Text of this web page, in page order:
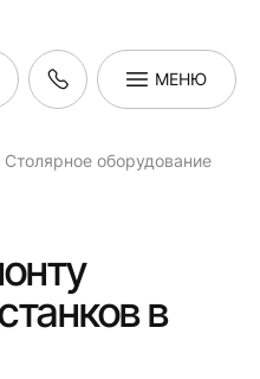
МЕНЮ
Столярное оборудование
в